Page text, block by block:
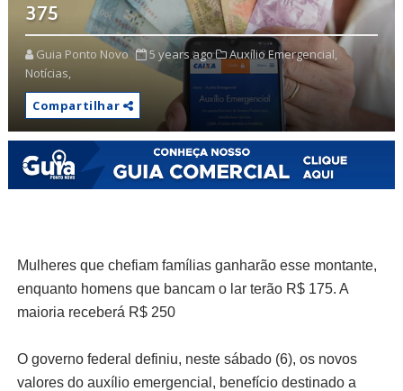
375
Guia Ponto Novo 5 years ago
Auxílio Emergencial,
Notícias,
Compartilhar
Mulheres que chefiam famílias ganharão esse montante,
enquanto homens que bancam o lar terão R$ 175. A
maioria receberá R$ 250
O governo federal definiu, neste sábado (6), os novos
valores do auxílio emergencial, benefício destinado a